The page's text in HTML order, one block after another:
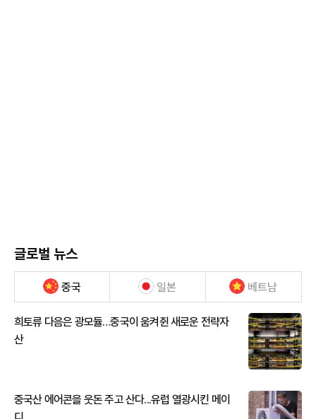
글로벌 뉴스
중국 일본 베트남
희토류 다음은 광모듈…중국이 움켜쥔 새로운 전략자
산
중국산 에어콘을 웃돈 주고 산다...유럽 열광시킨 메이